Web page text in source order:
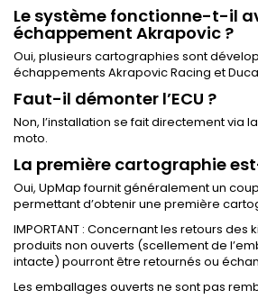
Le système fonctionne-t-il
échappement Akrapovic ?
Oui, plusieurs cartographies sont
échappements Akrapovic Racing et
Faut-il démonter l’ECU ?
Non, l’installation se fait directement via
moto.
La première cartographie
Oui, UpMap fournit généralement un
permettant d’obtenir une première
IMPORTANT : Concernant les retours des
produits non ouverts (scellement de
intacte) pourront être retournés ou
Les emballages ouverts ne sont pas